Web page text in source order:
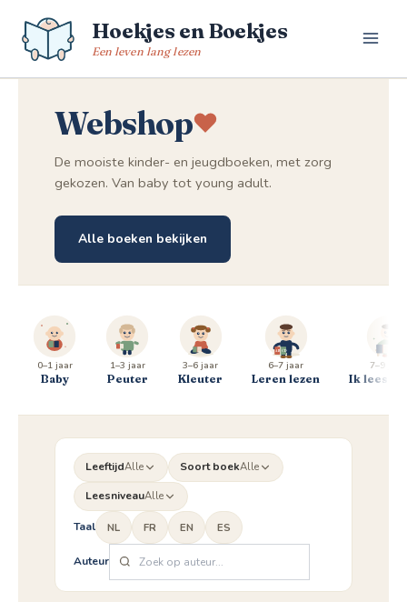
naar
Hoekjes en Boekjes
Een leven lang lezen
Webshop
De mooiste kinder- en jeugdboeken, met zorg
gekozen. Van baby tot young adult.
Alle boeken bekijken
0–1 jaar
Baby
1–3 jaar
Peuter
3–6 jaar
Kleuter
6–7 jaar
Leren lezen
7–9 jaar
Ik lees al
LeeftijdAlle Soort boekAlle
LeesniveauAlle
Taal NL FR EN ES
Auteur